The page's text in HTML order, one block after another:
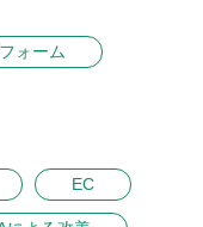
ォーム
EC